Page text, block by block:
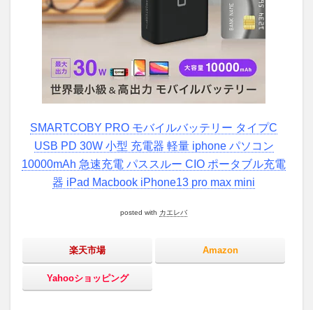
SMARTCOBY PRO モバイルバッテリー タイプC
USB PD 30W 小型 充電器 軽量 iphone パソコン
10000mAh 急速充電 パススルー CIO ポータブル充電
器 iPad Macbook iPhone13 pro max mini
posted with カエレバ
楽天市場 Amazon
Yahooショッピング